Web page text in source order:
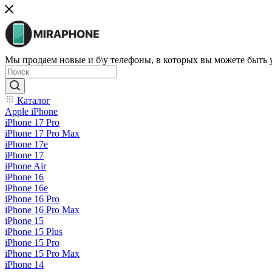
Мы продаем новые и б\у телефоны, в которых вы можете быть
Каталог
Apple iPhone
iPhone 17 Pro
iPhone 17 Pro Max
iPhone 17e
iPhone 17
iPhone Air
iPhone 16
iPhone 16e
iPhone 16 Pro
iPhone 16 Pro Max
iPhone 15
iPhone 15 Plus
iPhone 15 Pro
iPhone 15 Pro Max
iPhone 14